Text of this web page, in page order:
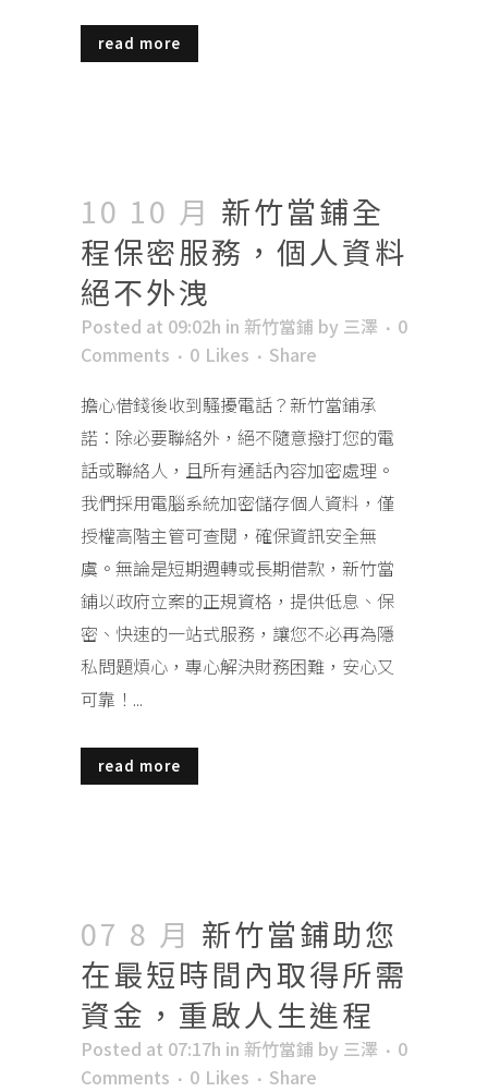
read more
10 10 月 新竹當鋪全
程保密服務，個人資料
絕不外洩
Posted at 09:02h in 新竹當鋪 by 三澤
0
Comments
0 Likes
Share
擔心借錢後收到騷擾電話？新竹當鋪承
諾：除必要聯絡外，絕不隨意撥打您的電
話或聯絡人，且所有通話內容加密處理。
我們採用電腦系統加密儲存個人資料，僅
授權高階主管可查閱，確保資訊安全無
虞。無論是短期週轉或長期借款，新竹當
鋪以政府立案的正規資格，提供低息、保
密、快速的一站式服務，讓您不必再為隱
私問題煩心，專心解決財務困難，安心又
可靠！...
read more
07 8 月 新竹當鋪助您
在最短時間內取得所需
資金，重啟人生進程
Posted at 07:17h in 新竹當鋪 by 三澤
0
Comments
0 Likes
Share